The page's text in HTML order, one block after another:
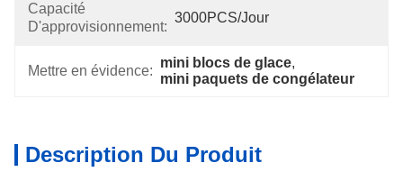
Capacité
D'approvisionnement:
3000PCS/jour
Mettre en évidence:
mini blocs de glace,
mini paquets de congélateur
Description Du Produit